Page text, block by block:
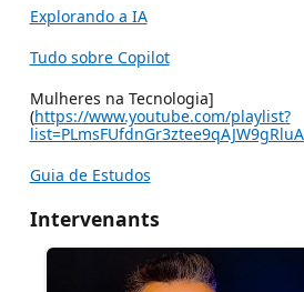
Explorando a IA
Tudo sobre Copilot
Mulheres na Tecnologia]
(https://www.youtube.com/playlist?
Guia de Estudos
Intervenants